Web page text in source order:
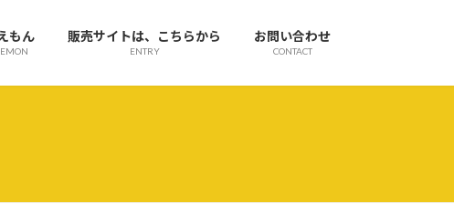
もん 販売サイトは、こちらから
ENTRY
お問い合わせ
CONTACT